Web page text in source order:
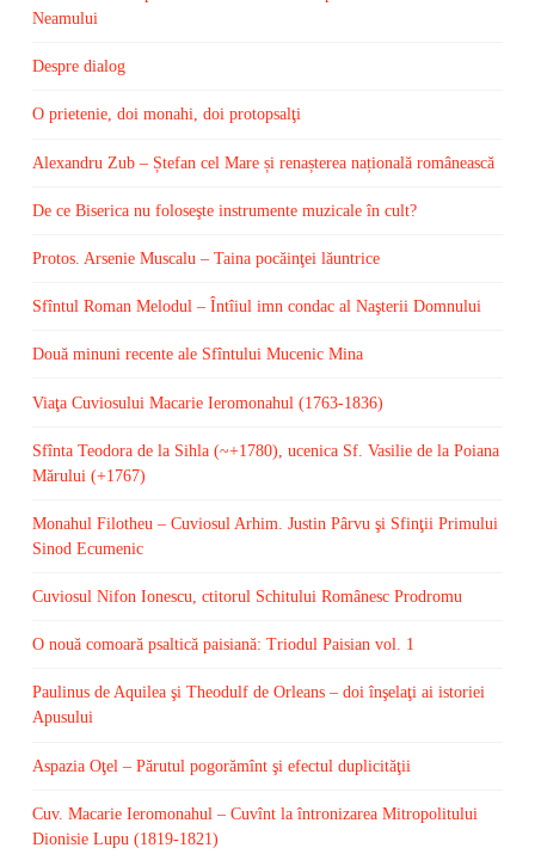
Neamului
Despre dialog
O prietenie, doi monahi, doi protopsalţi
Alexandru Zub – Ștefan cel Mare și renașterea națională românească
De ce Biserica nu foloseşte instrumente muzicale în cult?
Protos. Arsenie Muscalu – Taina pocăinţei lăuntrice
Sfîntul Roman Melodul – Întîiul imn condac al Naşterii Domnului
Două minuni recente ale Sfîntului Mucenic Mina
Viaţa Cuviosului Macarie Ieromonahul (1763-1836)
Sfînta Teodora de la Sihla (~+1780), ucenica Sf. Vasilie de la Poiana
Mărului (+1767)
Monahul Filotheu – Cuviosul Arhim. Justin Pârvu şi Sfinţii Primului
Sinod Ecumenic
Cuviosul Nifon Ionescu, ctitorul Schitului Românesc Prodromu
O nouă comoară psaltică paisiană: Triodul Paisian vol. 1
Paulinus de Aquilea şi Theodulf de Orleans – doi înşelaţi ai istoriei
Apusului
Aspazia Oţel – Părutul pogorămînt şi efectul duplicităţii
Cuv. Macarie Ieromonahul – Cuvînt la întronizarea Mitropolitului
Dionisie Lupu (1819-1821)